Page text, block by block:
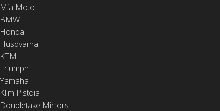
Mia Moto
BMW
Honda
Husqvarna
KTM
Triumph
Yamaha
Klim Pistoia
Doubletake Mirrors